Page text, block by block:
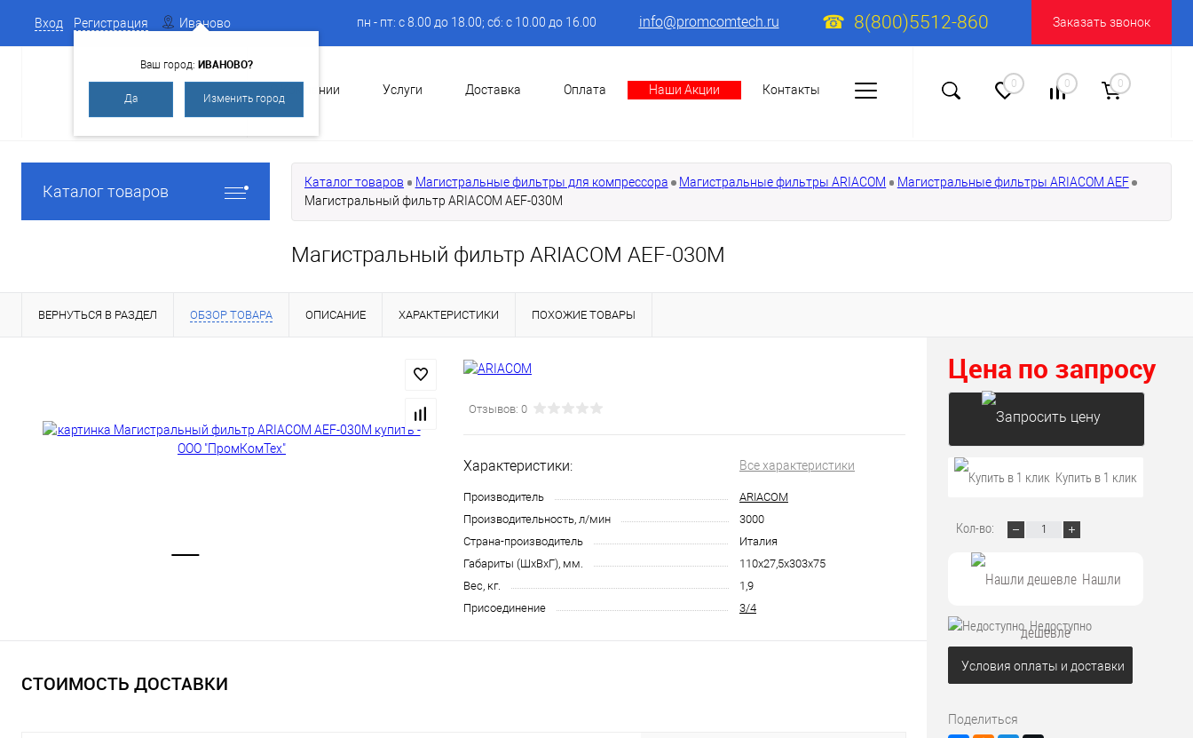
Вход Регистрация Иваново
Ваш город: ИВАНОВО?
Да Изменить город
пн - пт: с 8.00 до 18.00; сб: с 10.00 до 16.00 info@promcomtech.ru 8(800)5512-860 Заказать звонок
О Компании Услуги Доставка Оплата Наши Акции Контакты 0 0 0
Каталог товаров Каталог товаров Магистральные фильтры для компрессора Магистральные фильтры ARIACOM
Магистральные фильтры ARIACOM AEF
Магистральный фильтр ARIACOM AEF-030M
Магистральный фильтр ARIACOM AEF-030M
ВЕРНУТЬСЯ В РАЗДЕЛ ОБЗОР ТОВАРА ОПИСАНИЕ ХАРАКТЕРИСТИКИ ПОХОЖИЕ ТОВАРЫ
Отзывов: 0
Характеристики: Все характеристики
Производитель
ARIACOM
Производительность, л/мин
3000
Страна-производитель
Италия
Габариты (ШхВхГ), мм.
110х27,5х303х75
Вес, кг.
1,9
Присоединение
3/4
СТОИМОСТЬ ДОСТАВКИ
Цена по запросу
Запросить цену
Купить в 1 клик
Кол-во:
Нашли
дешевле
Недоступно
Условия оплаты и доставки
Поделиться